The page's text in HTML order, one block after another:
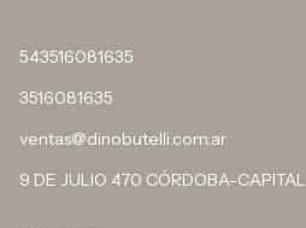
543516081635
3516081635
ventas@dinobutelli.com.ar
9 DE JULIO 470 CÓRDOBA-CAPITAL